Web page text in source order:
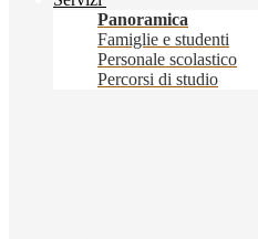
Panoramica
Famiglie e studenti
Personale scolastico
Percorsi di studio